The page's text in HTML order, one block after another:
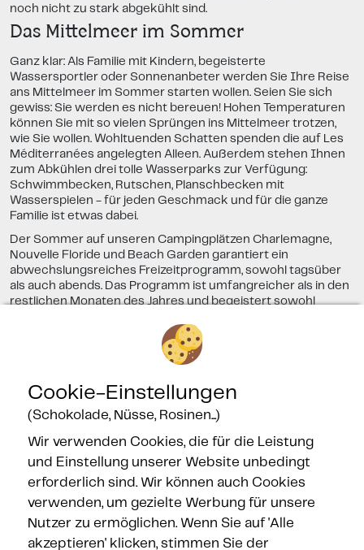
noch nicht zu stark abgekühlt sind.
Das Mittelmeer im Sommer
Ganz klar: Als Familie mit Kindern, begeisterte
Wassersportler oder Sonnenanbeter werden Sie Ihre Reise
ans Mittelmeer im Sommer starten wollen. Seien Sie sich
gewiss: Sie werden es nicht bereuen! Hohen Temperaturen
können Sie mit so vielen Sprüngen ins Mittelmeer trotzen,
wie Sie wollen. Wohltuenden Schatten spenden die auf Les
Méditerranées angelegten Alleen. Außerdem stehen Ihnen
zum Abkühlen drei tolle Wasserparks zur Verfügung:
Schwimmbecken, Rutschen, Planschbecken mit
Wasserspielen - für jeden Geschmack und für die ganze
Familie ist etwas dabei.
Der Sommer auf unseren Campingplätzen Charlemagne,
Nouvelle Floride und Beach Garden garantiert ein
abwechslungsreiches Freizeitprogramm, sowohl tagsüber
als auch abends. Das Programm ist umfangreicher als in den
restlichen Monaten des Jahres und begeistert sowohl
direkt am Meer in Marseillan, ist DAS Ziel für
Ferien in Südfrankreich am Meer!
Gesicherte Zahlung
Cookie-Einstellungen
(Schokolade, Nüsse, Rosinen...)
Wir verwenden Cookies, die für die Leistung
und Einstellung unserer Website unbedingt
erforderlich sind. Wir können auch Cookies
verwenden, um gezielte Werbung für unsere
Nutzer zu ermöglichen. Wenn Sie auf 'Alle
akzeptieren' klicken, stimmen Sie der